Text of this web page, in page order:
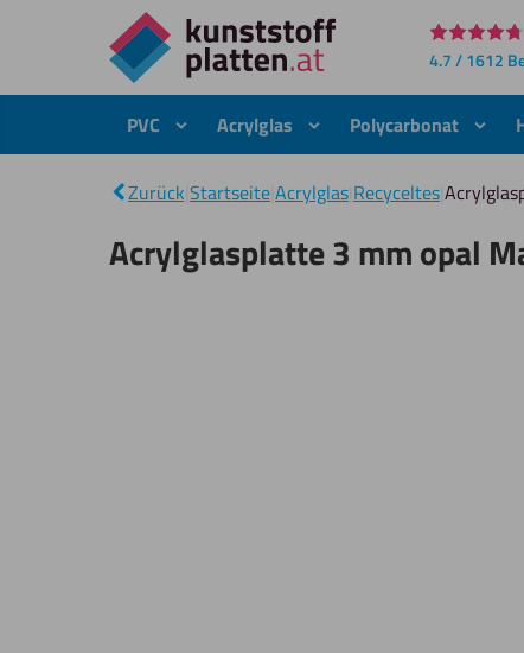
Direkt
zum
4.7 / 1612
PVC Acrylglas Polycarbonat
Zurück StartseiteAcrylglas Recyceltes
Acrylglasplatte 3 mm opal